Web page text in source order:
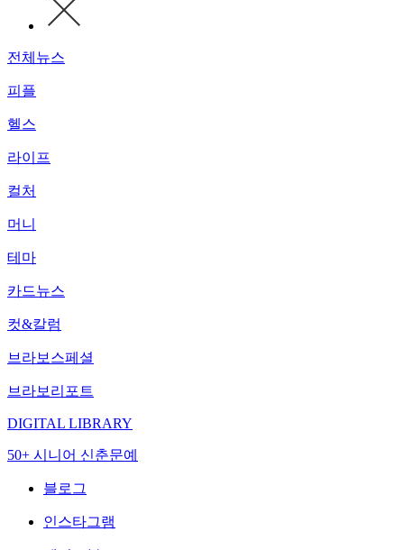
전체뉴스
피플
헬스
라이프
컬처
머니
테마
카드뉴스
컷&칼럼
브라보스페셜
브라보리포트
DIGITAL LIBRARY
50+ 시니어 신춘문예
블로그
인스타그램